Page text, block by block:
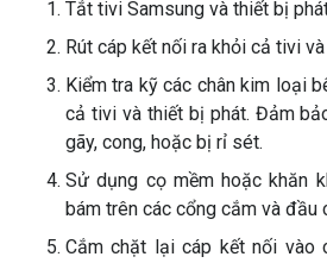
Tắt tivi Samsung và thiết bị
Rút cáp kết nối ra khỏi cả tivi
Kiểm tra kỹ các chân kim loại
cả tivi và thiết bị phát. Đảm
gãy, cong, hoặc bị rỉ sét.
Sử dụng cọ mềm hoặc khăn
bám trên các cổng cắm và đầu
Cắm chặt lại cáp kết nối vào